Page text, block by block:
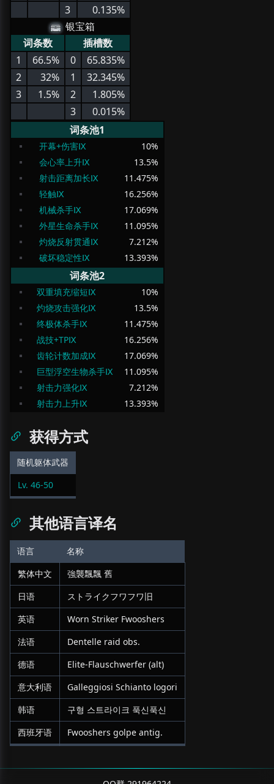
3
0.135%
银宝箱
词条数
插槽数
1
66.5% 0
65.835%
2
32% 1
32.345%
3
1.5% 2
1.805%
3
0.015%
词条池1
开幕+伤害Ⅸ 10%
会心率上升Ⅸ
13.5%
射击距离加长Ⅸ
11.475%
轻触Ⅸ
16.256%
机械杀手Ⅸ
17.069%
外星生命杀手Ⅸ
11.095%
灼烧反射贯通Ⅸ
7.212%
破坏稳定性Ⅸ
13.393%
词条池2
双重填充缩短Ⅸ 10%
灼烧攻击强化Ⅸ
13.5%
终极体杀手Ⅸ
11.475%
战技+TPⅨ
16.256%
齿轮计数加成Ⅸ
17.069%
巨型浮空生物杀手Ⅸ
11.095%
射击力强化Ⅸ
7.212%
射击力上升Ⅸ
13.393%
获得方式
随机躯体武器
Lv. 46-50
其他语言译名
语言
名称
繁体中文
強襲飄飄 舊
日语
ストライクフワフワ旧
英语
Worn Striker Fwooshers
法语
Dentelle raid obs.
德语
Elite-Flauschwerfer (alt)
意大利语
Galleggiosi Schianto logori
韩语
구형 스트라이크 푹신푹신
西班牙语
Fwooshers golpe antig.